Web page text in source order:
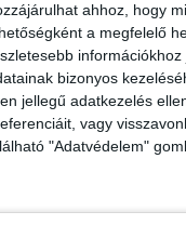
ahhoz, hogy
a megfelelő
bizonyos
jellegű adatkezelés
vagy
"Adatvédelem"